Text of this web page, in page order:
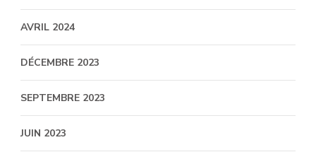
AVRIL 2024
DÉCEMBRE 2023
SEPTEMBRE 2023
JUIN 2023